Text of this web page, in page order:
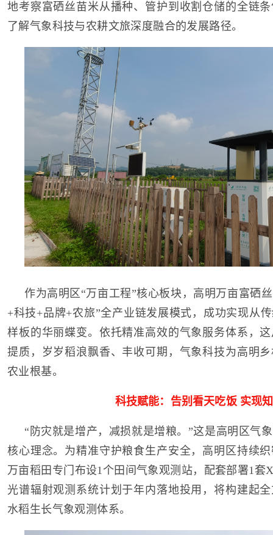
地考察富硒丝苗米从播种、管护到收割仓储的全链
了解气象科技与农耕文旅深度融合的发展路径。
作为高明区“万亩工程”核心板块，高明万亩富硒
+科技+品牌+农旅”全产业链发展模式，成功实现从
样板的华丽蝶变。依托精准高效的气象服务体系，
提质，岁岁稻浪飘香、丰收可期，气象科技为高明
农业根基。
科技赋能：告别看天吃饭 实现
“防灾就是增产，减损就是增粮。”这是高明区气
核心理念。为精准守护粮食生产安全，高明区持续
万亩稻田专门布设1个田间气象观测站，配套部署1套
光谱辐射观测系统计划于年内落地投用，将构建起
水稻生长气象观测体系。